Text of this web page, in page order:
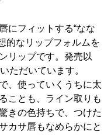
にフィットする“なな
的なリップフォルムを
リップです。発売以
ただいています。
、使っていくうちに太
ことも、ライン取りも
きの色持ちで、つけた
カサ唇もなめらかにと